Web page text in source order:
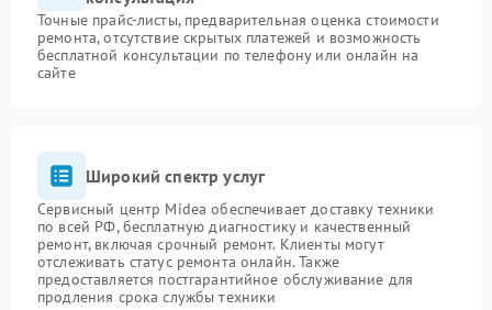
Точные прайс-листы, предварительная оценка стоимости
ремонта, отсутствие скрытых платежей и возможность
бесплатной консультации по телефону или онлайн на
сайте
Широкий спектр услуг
Сервисный центр Midea обеспечивает доставку техники
по всей РФ, бесплатную диагностику и качественный
ремонт, включая срочный ремонт. Клиенты могут
отслеживать статус ремонта онлайн. Также
предоставляется постгарантийное обслуживание для
продления срока службы техники